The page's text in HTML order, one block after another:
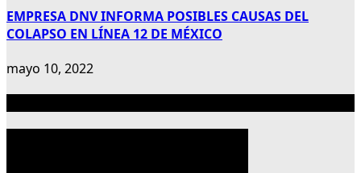
EMPRESA DNV INFORMA POSIBLES CAUSAS DEL
COLAPSO EN LÍNEA 12 DE MÉXICO
mayo 10, 2022